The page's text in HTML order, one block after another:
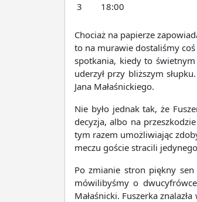
3 18:00
Chociaż na papierze
to na murawie dostaliśmy
spotkania, kiedy to świetnym
uderzył przy bliższym
Jana Małaśnickiego.
Nie było jednak tak, że
decyzja, albo na
tym razem umożliwiając
meczu goście stracili
Po zmianie stron piękny
mówilibyśmy o
Małaśnicki. Fuszerka